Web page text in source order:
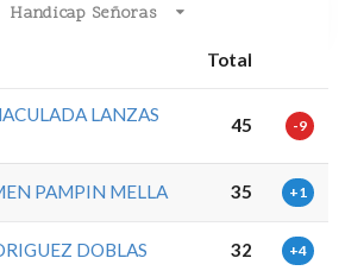
Handicap Señoras
Total
LANZAS
45 -9
PAMPIN MELLA 35 +1
DOBLAS 32 +4